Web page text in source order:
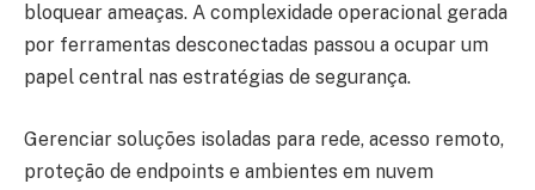
bloquear ameaças. A complexidade operacional gerada
por ferramentas desconectadas passou a ocupar um
papel central nas estratégias de segurança.
Gerenciar soluções isoladas para rede, acesso remoto,
proteção de endpoints e ambientes em nuvem